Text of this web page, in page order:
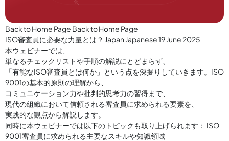
Back to Home Page Back to Home Page
ISO審査員に必要な力量とは？ Japan Japanese 19 June 2025
本ウェビナーでは、
単なるチェックリストや手順の解説にとどまらず、
「有能なISO審査員とは何か」という点を深掘りしていきます。ISO
9001の基本的原則の理解から、
コミュニケーション力や批判的思考力の習得まで、
現代の組織において信頼される審査員に求められる要素を、
実践的な観点から解説します。
同時に本ウェビナーでは以下のトピックも取り上げられます： ISO
9001審査員に求められる主要なスキルや知識領域